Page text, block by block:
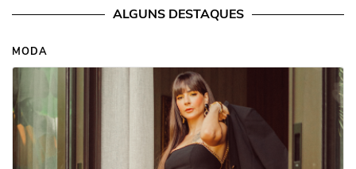
ALGUNS DESTAQUES
MODA